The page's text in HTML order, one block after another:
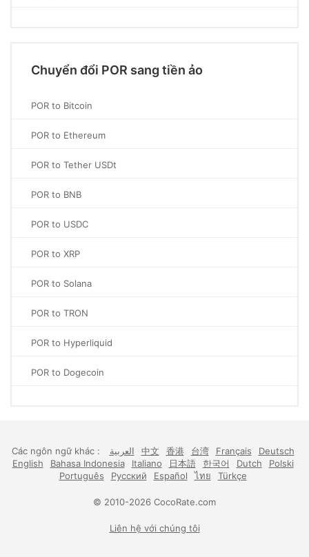
Chuyển đổi POR sang tiền ảo
POR to Bitcoin
POR to Ethereum
POR to Tether USDt
POR to BNB
POR to USDC
POR to XRP
POR to Solana
POR to TRON
POR to Hyperliquid
POR to Dogecoin
Các ngôn ngữ khác : العربية 中文 香港 台湾 Français
Deutsch
English
Bahasa Indonesia Italiano 日本語 한국어 Dutch
Polski
Português
Русский Español ไทย Türkçe
© 2010-2026 CocoRate.com
Liên hệ với chúng tôi